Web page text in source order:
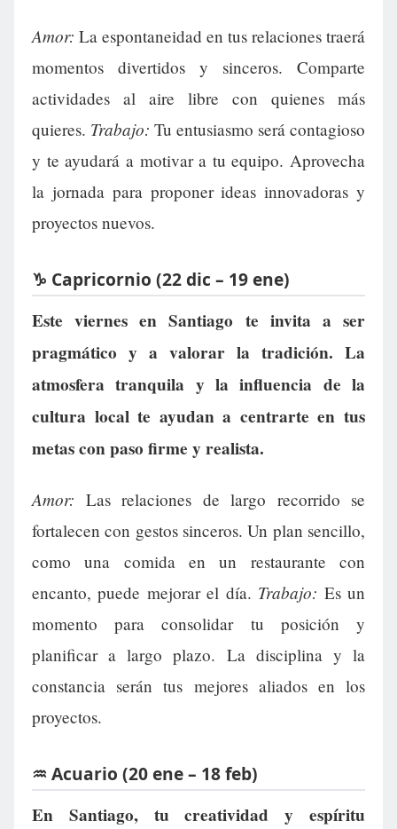
Amor: La espontaneidad en tus relaciones traerá
momentos divertidos y sinceros. Comparte
actividades al aire libre con quienes más
quieres. Trabajo: Tu entusiasmo será contagioso
y te ayudará a motivar a tu equipo. Aprovecha
la jornada para proponer ideas innovadoras y
proyectos nuevos.
♑ Capricornio (22 dic – 19 ene)
Este viernes en Santiago te invita a ser
pragmático y a valorar la tradición. La
atmosfera tranquila y la influencia de la
cultura local te ayudan a centrarte en tus
metas con paso firme y realista.
Amor: Las relaciones de largo recorrido se
fortalecen con gestos sinceros. Un plan sencillo,
como una comida en un restaurante con
encanto, puede mejorar el día. Trabajo: Es un
momento para consolidar tu posición y
planificar a largo plazo. La disciplina y la
constancia serán tus mejores aliados en los
proyectos.
♒ Acuario (20 ene – 18 feb)
En Santiago, tu creatividad y espíritu